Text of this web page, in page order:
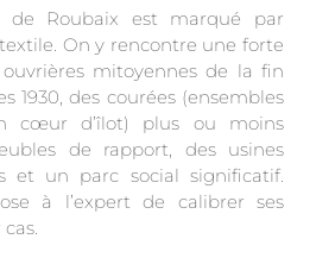
de Roubaix est marqué par
On y rencontre une forte
mitoyennes de la fin
1930, des courées (ensembles
cœur d’îlot) plus ou moins
de rapport, des usines
et un parc social significatif.
à l’expert de calibrer ses